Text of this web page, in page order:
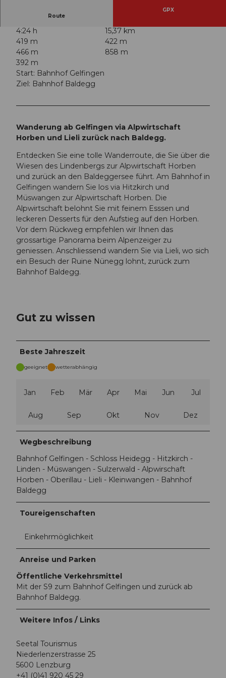
Route
GPX
4:24 h
15,37 km
419 m
422 m
466 m
858 m
392 m
Start: Bahnhof Gelfingen
Ziel: Bahnhof Baldegg
Wanderung ab Gelfingen via Alpwirtschaft
Horben und Lieli zurück nach Baldegg.
Entdecken Sie eine tolle Wanderroute, die Sie über die
Wiesen des Lindenbergs zur Alpwirtschaft Horben
und zurück an den Baldeggersee führt. Am Bahnhof in
Gelfingen wandern Sie los via Hitzkirch und
Müswangen zur Alpwirtschaft Horben. Die
Alpwirtschaft belohnt Sie mit feinem Esssen und
leckeren Desserts für den Aufstieg auf den Horben.
Vor dem Rückweg empfehlen wir Ihnen das
grossartige Panorama beim Alpenzeiger zu
geniessen. Anschliessend wandern Sie via Lieli, wo sich
ein Besuch der Ruine Nünegg lohnt, zurück zum
Bahnhof Baldegg.
Gut zu wissen
Beste Jahreszeit
geeignet wetterabhängig
Jan Feb Mär Apr Mai Jun Jul
Aug Sep Okt Nov Dez
Wegbeschreibung
Bahnhof Gelfingen - Schloss Heidegg - Hitzkirch -
Linden - Müswangen - Sulzerwald - Alpwirschaft
Horben - Oberillau - Lieli - Kleinwangen - Bahnhof
Baldegg
Toureigenschaften
Einkehrmöglichkeit
Anreise und Parken
Öffentliche Verkehrsmittel
Mit der S9 zum Bahnhof Gelfingen und zurück ab
Bahnhof Baldegg.
Weitere Infos / Links
Seetal Tourismus
Niederlenzerstrasse 25
5600 Lenzburg
+41 (0)41 920 45 29